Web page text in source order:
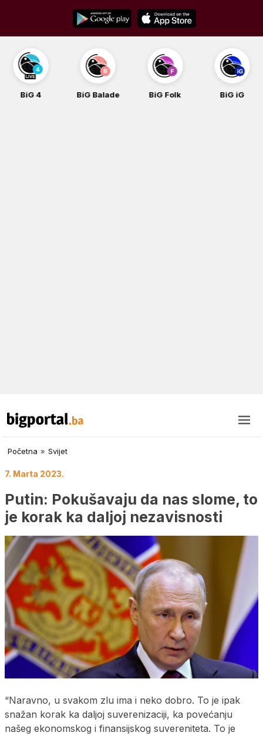
content
BiG 4 BiG Balade BiG Folk BiG iG
Početna » Svijet
7. Marta 2023.
Putin: Pokušavaju da nas slome, to
je korak ka daljoj nezavisnosti
“Naravno, u svakom zlu ima i neko dobro. To je ipak
snažan korak ka daljoj suverenizaciji, ka povećanju
našeg ekonomskog i finansijskog suvereniteta. To je